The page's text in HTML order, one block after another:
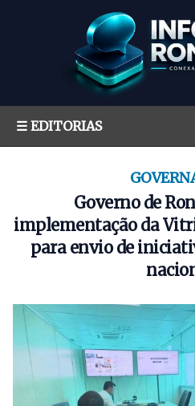
☰ EDITORIAS
Governo de
implementação da
para envio de